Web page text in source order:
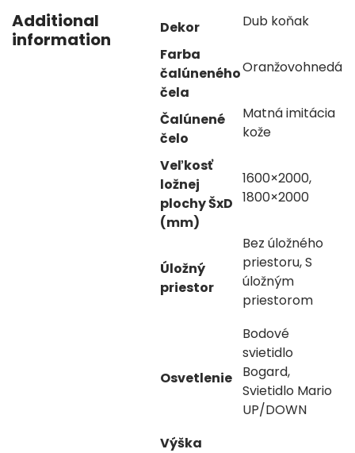
Additional
information
Dekor
Dub koňak
Farba
čalúneného
čela
Oranžovohnedá
Čalúnené
čelo
Matná imitácia
kože
Veľkosť
ložnej
plochy ŠxD
(mm)
1600×2000,
1800×2000
Úložný
priestor
Bez úložného
priestoru, S
úložným
priestorom
Osvetlenie
Bodové
svietidlo
Bogard,
Svietidlo Mario
UP/DOWN
Výška